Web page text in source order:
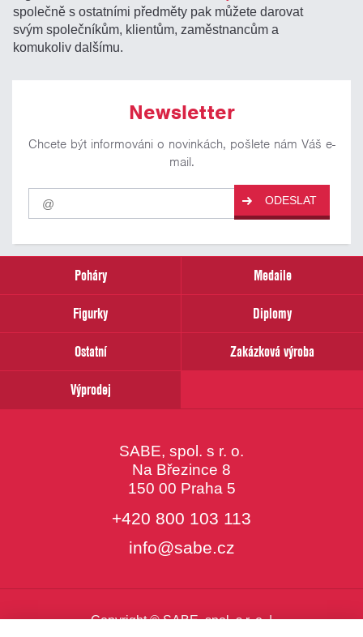
společně s ostatními předměty pak můžete darovat
svým společníkům, klientům, zaměstnancům a
komukoliv dalšímu.
Newsletter
Chcete být informováni o novinkách, pošlete nám Váš e-
mail.
Pro
odběr
našich
email
ODESLAT
Poháry
Medaile
Figurky
Diplomy
Ostatní
Zakázková výroba
Výprodej
SABE, spol. s r. o.
Na Březince 8
150 00 Praha 5
+420 800 103 113
info@sabe.cz
Copyright © SABE, spol. s r. o. |